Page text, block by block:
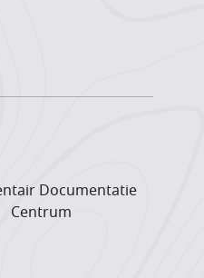
Documentatie
Centrum